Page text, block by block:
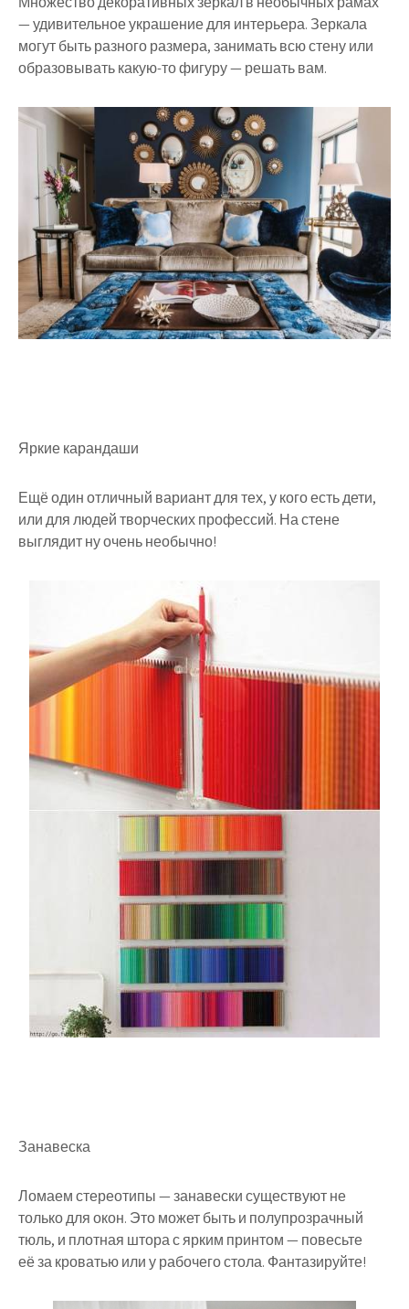
— удивительное украшение для интерьера. Зеркала
могут быть разного размера, занимать всю стену или
образовывать какую-то фигуру — решать вам.
Яркие карандаши
Ещё один отличный вариант для тех, у кого есть дети,
или для людей творческих профессий. На стене
выглядит ну очень необычно!
Занавеска
Ломаем стереотипы — занавески существуют не
только для окон. Это может быть и полупрозрачный
тюль, и плотная штора с ярким принтом — повесьте
её за кроватью или у рабочего стола. Фантазируйте!